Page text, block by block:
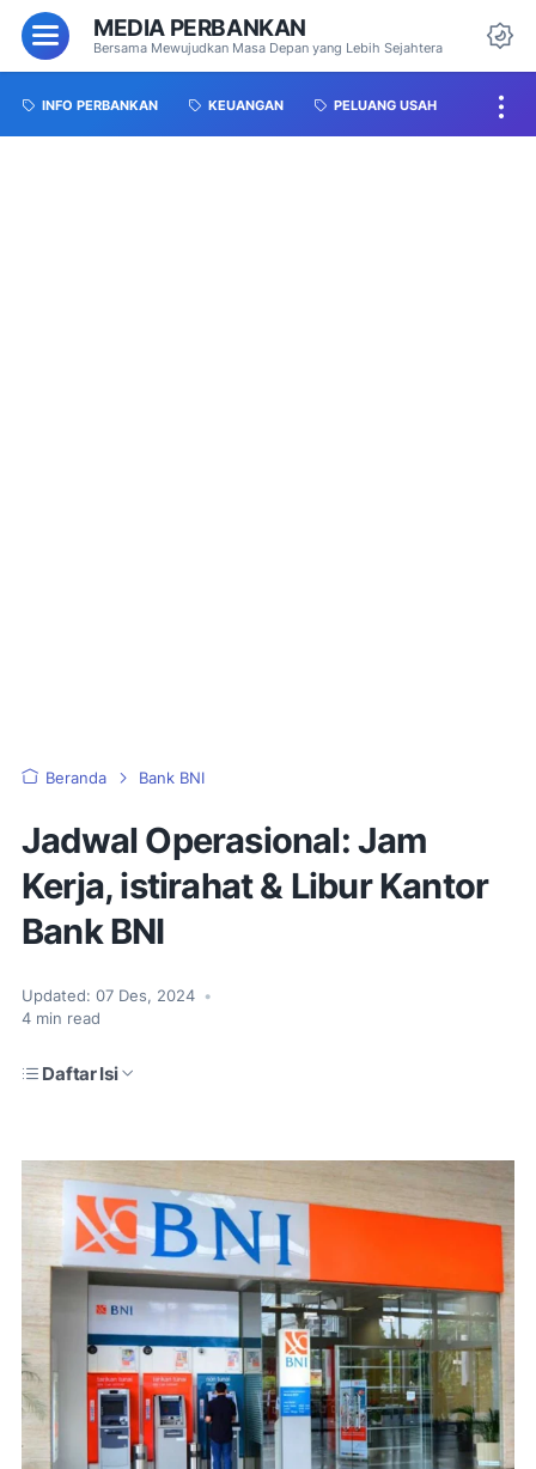
MEDIA PERBANKAN
Bersama Mewujudkan Masa Depan yang Lebih Sejahtera
INFO PERBANKAN KEUANGAN PELUANG USAH
Beranda Bank BNI
Jadwal Operasional: Jam
Kerja, istirahat & Libur Kantor
Bank BNI
Updated: 07 Des, 2024 •
4 min read
Daftar Isi